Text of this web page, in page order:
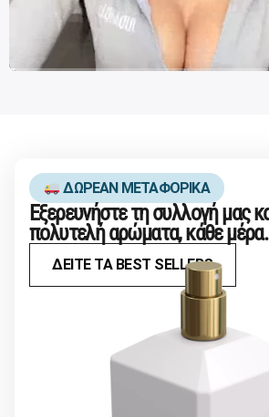
ΔΩΡΕΑΝ ΜΕΤΑΦΟΡΙΚΑ
Εξερευνήστε τη συλλογή μας
πολυτελή αρώματα, κάθε μέρα.
ΔΕΙΤΕ ΤΑ BEST SELLERS